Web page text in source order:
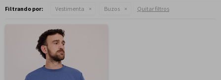
Filtrando por: Vestimenta Buzos Quitar filtros